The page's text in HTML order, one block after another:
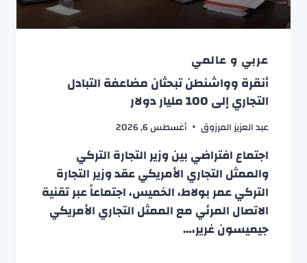
عربي و عالمي
أنقرة وواشنطن تبحثان مضاعفة التبادل
التجاري إلى 100 مليار دولار
عبد العزيز المرزوق أغسطس 6, 2026
اجتماع افتراضي بين وزير التجارة التركي
والممثل التجاري الأمريكي عقد وزير التجارة
التركي عمر بولاط، الخميس، اجتماعاً عبر تقنية
الاتصال المرئي مع الممثل التجاري الأمريكي
جيميسون غرير،…